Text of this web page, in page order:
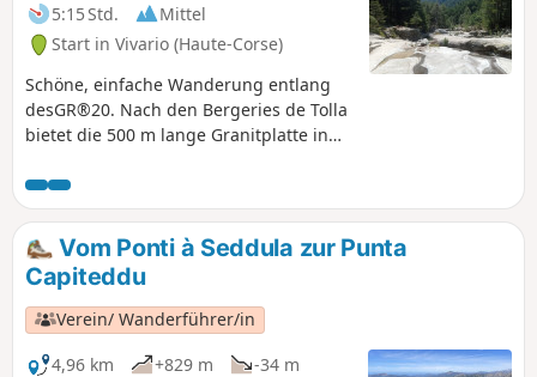
5:15 Std.
Mittel
Start in Vivario (Haute-Corse)
Schöne, einfache Wanderung entlang
desGR®20. Nach den Bergeries de Tolla
bietet die 500 m lange Granitplatte in
Ort für ein Picknick und eine Siesta. Es
gibt Bäume, die Schatten spenden. Man
muss sich etwa fünfzig Meter nach links
(bergauf) vomGR®20entfernen, um die
Felsplatte und die Wasserfälle zu sehen.
Die „hängenden Gärten” inmitten der
Wasserfälle sind von atemberaubender
Schönheit.
Vom Ponti à Seddula zur Punta
Capiteddu
Verein/ Wanderführer/in
4,96 km
+829 m
-34 m